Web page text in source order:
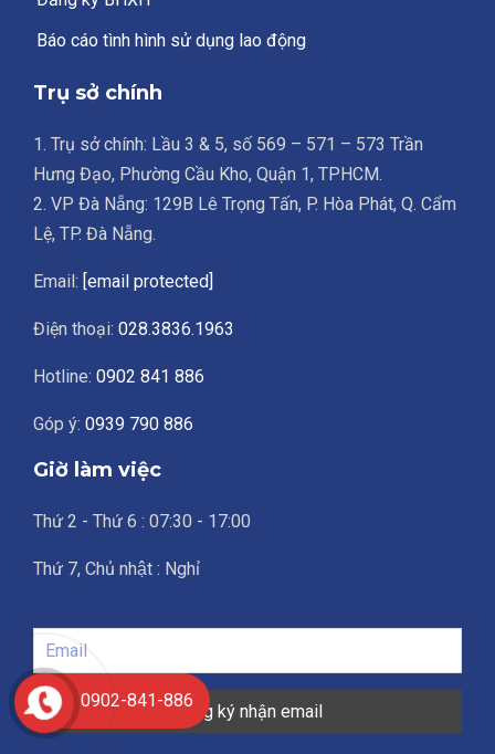
Báo cáo tình hình sử dụng lao động
Trụ sở chính
1. Trụ sở chính: Lầu 3 & 5, số 569 – 571 – 573 Trần
Hưng Đạo, Phường Cầu Kho, Quận 1, TPHCM.
2. VP Đà Nẵng: 129B Lê Trọng Tấn, P. Hòa Phát, Q. Cẩm
Lệ, TP. Đà Nẵng.
Email: [email protected]
Điện thoại: 028.3836.1963
Hotline: 0902 841 886
Góp ý: 0939 790 886
Giờ làm việc
Thứ 2 - Thứ 6 : 07:30 - 17:00
Thứ 7, Chủ nhật : Nghỉ
0902-841-886